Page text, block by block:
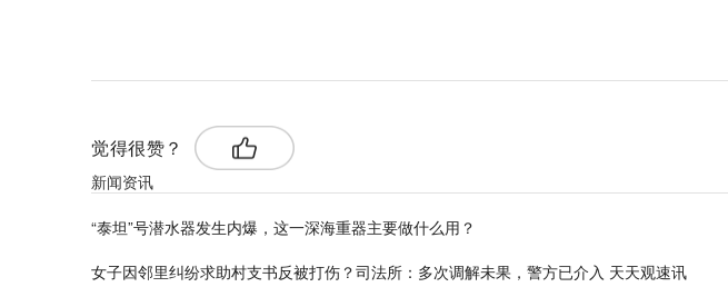
觉得很赞？
新闻资讯
“泰坦”号潜水器发生内爆，这一深海重器主要做什么用？
女子因邻里纠纷求助村支书反被打伤？司法所：多次调解未果，警方已介入 天天观速讯